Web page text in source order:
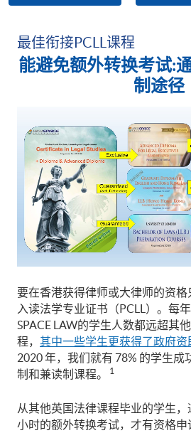
最佳衔接PCLL课程
能避免额外转换考试:
制途径
要在香港获得律师或大律师的资
入读法学专业证书（PCLL）。每
SPACE LAW的学生人数都远超其
程， 其中一些学生更获得了政府资
2020 年，我们就有 78% 的学生成
制和兼读制课程。
1
从其他英国法律课程毕业的学生
小时的额外转换考试，才有资格申